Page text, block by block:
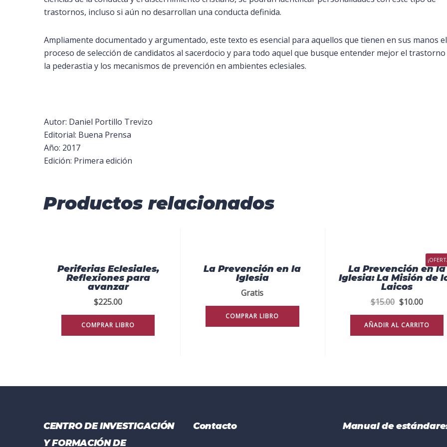
trastornos, incluso si aún no desarrollan una conducta definida.
Ampliamente documentado y argumentado, este texto es esencial para aquellos que tienen en sus manos el
proceso de selección de candidatos al sacerdocio y para todo aquel que busque entender mejor el trastorno
la pederastia y los mecanismos de prevención en ambientes eclesiales.
Autor: Daniel Portillo Trevizo
Editorial: Buena Prensa
Año: 2017
Edición: Primera edición
Productos relacionados
Periferias Eclesiales,
Reflexiones para
avanzar
$225.00
COMPRAR LIBRO
La Prevención en la
Iglesia
Gratis
COMPRAR LIBRO
La Prevención en la
Iglesia: La Misión de
Laicos
$15.00 El
precio
original
era:
$10.00El
precio
actual
es:
AÑADIR AL CARRITO
CENTRO DE INVESTIGACIÓN
Y FORMACIÓN DE
Contacto Manual de